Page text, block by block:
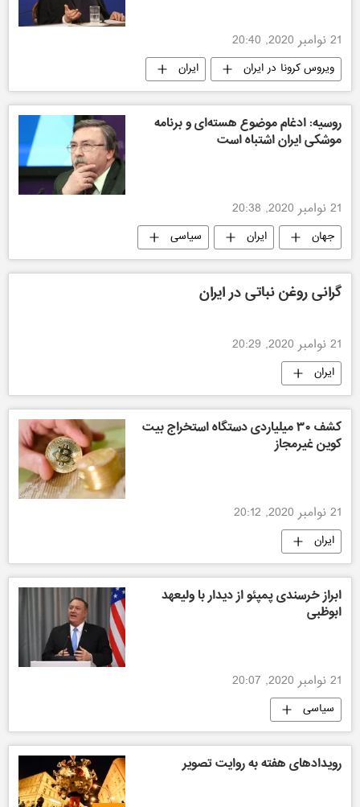
21 نوامبر 2020, 20:40
ویروس کرونا در ایران ایران
روسیه: ادغام موضوع هسته‌ای و برنامه
موشکی ایران اشتباه است
21 نوامبر 2020, 20:38
جهان ایران
سیاسی
روسیه
گرانی روغن نباتی در ایران
21 نوامبر 2020, 20:29
ایران
کشف ۳۰ میلیاردی دستگاه استخراج بیت
کوین غیرمجاز
21 نوامبر 2020, 20:12
ایران
ابراز خرسندی پمپئو از دیدار با ولیعهد
ابوظبی
21 نوامبر 2020, 20:07
سیاسی
رویدادهای هفته به روایت تصویر